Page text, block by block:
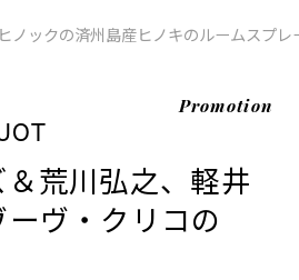
ヒノックの済州島産ヒノキのルームスプ
Promotion
荒川弘之、軽井
ヴ・クリコの